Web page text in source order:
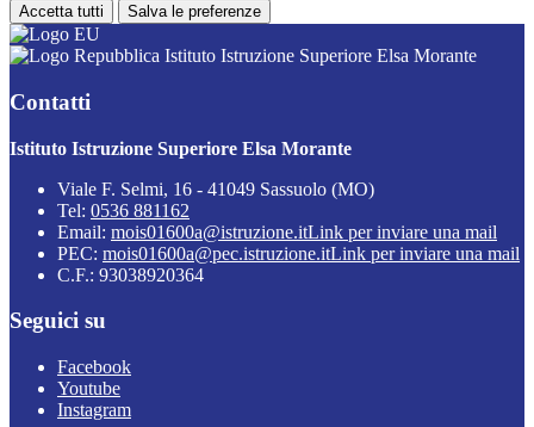
Accetta tutti Salva le preferenze
Istituto Istruzione Superiore Elsa Morante
Contatti
Istituto Istruzione Superiore Elsa Morante
Viale F. Selmi, 16 - 41049 Sassuolo (MO)
Tel: 0536 881162
Email: mois01600a@istruzione.itLink per inviare una mail
PEC: mois01600a@pec.istruzione.itLink per inviare una mail
C.F.: 93038920364
Seguici su
Facebook
Youtube
Instagram